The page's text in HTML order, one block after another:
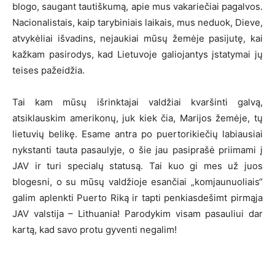
blogo, saugant tautiškumą, apie mus vakariečiai pagalvos.
Nacionalistais, kaip tarybiniais laikais, mus neduok, Dieve,
atvykėliai išvadins, nejaukiai mūsų žemėje pasijutę, kai
kažkam pasirodys, kad Lietuvoje galiojantys įstatymai jų
teises pažeidžia.
Tai kam mūsų išrinktajai valdžiai kvaršinti galvą,
atsiklauskim amerikonų, juk kiek čia, Marijos žemėje, tų
lietuvių belikę. Esame antra po puertorikiečių labiausiai
nykstanti tauta pasaulyje, o šie jau pasiprašė priimami į
JAV ir turi specialų statusą. Tai kuo gi mes už juos
blogesni, o su mūsų valdžioje esančiai „komjaunuoliais“
galim aplenkti Puerto Riką ir tapti penkiasdešimt pirmąja
JAV valstija – Lithuania! Parodykim visam pasauliui dar
kartą, kad savo protu gyventi negalim!